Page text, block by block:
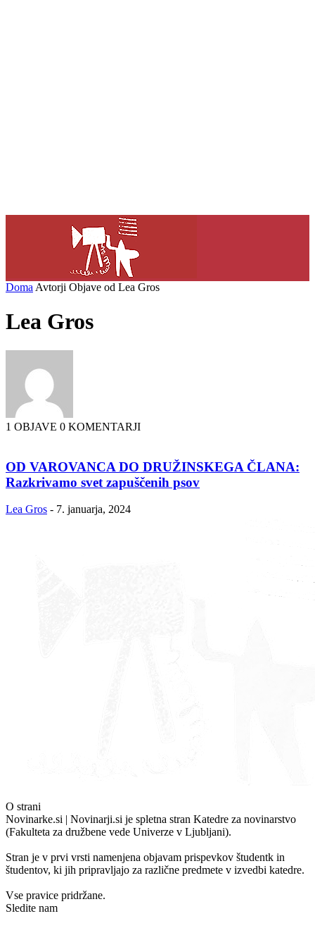
Doma Avtorji Objave od Lea Gros
Lea Gros
1 OBJAVE 0 KOMENTARJI
OD VAROVANCA DO DRUŽINSKEGA ČLANA:
Razkrivamo svet zapuščenih psov
Lea Gros - 7. januarja, 2024
O strani
Novinarke.si | Novinarji.si je spletna stran Katedre za novinarstvo
(Fakulteta za družbene vede Univerze v Ljubljani).
Stran je v prvi vrsti namenjena objavam prispevkov študentk in
študentov, ki jih pripravljajo za različne predmete v izvedbi katedre.
Vse pravice pridržane.
Sledite nam